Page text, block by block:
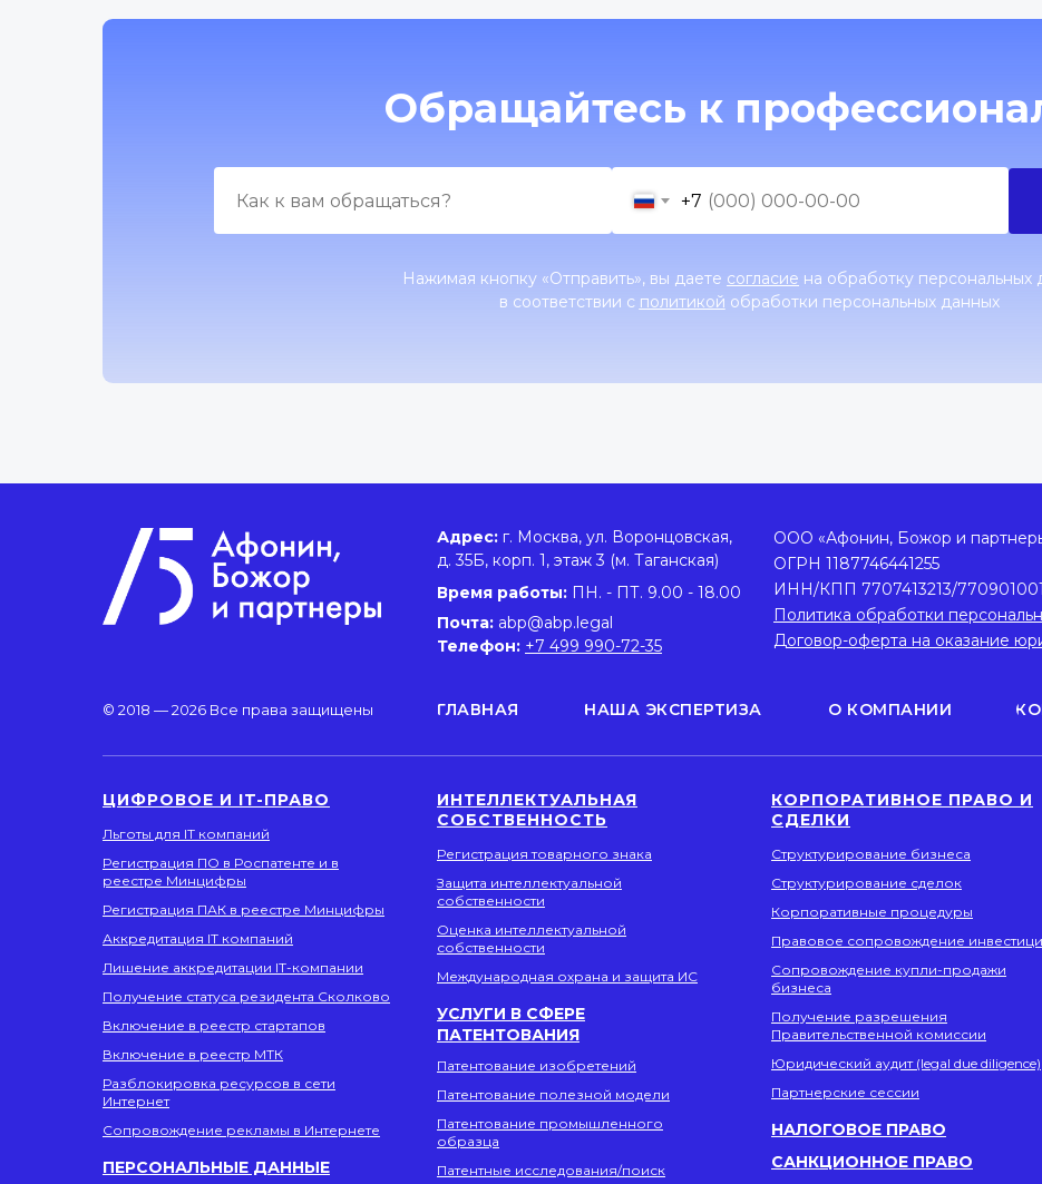
Обращайтесь к
+7
Нажимая кнопку «Отправить», вы даете согласие на обработку персональных
в соответствии с политикой обработки персональных данных
НАША ЭКСПЕРТИЗА О КОМПАНИИ
ГЛАВНАЯ
Адрес: г. Москва, ул. Воронцовская,
д. 35Б, корп. 1, этаж 3 (м. Таганская)
© 2018 — 2026 Все права защищены
Время работы: ПН. - ПТ. 9.00 - 18.00
Почта: abp@abp.legal
Телефон: +7 499 990-72-35
ООО «Афонин, Божор и
ОГРН 1187746441255
ИНН/КПП 7707413213/770901001
Политика обработки
Договор-оферта на оказание
ЦИФРОВОЕ И IT-ПРАВО
Льготы для IT компаний
Регистрация ПО в Роспатенте и в
реестре Минцифры
Регистрация ПАК в реестре Минцифры
Аккредитация IT компаний
Лишение аккредитации IT-компании
Получение статуса резидента Сколково
Включение в реестр стартапов
Включение в реестр МТК
Разблокировка ресурсов в сети
Интернет
Сопровождение рекламы в Интернете
ПЕРСОНАЛЬНЫЕ ДАННЫЕ
ИНТЕЛЛЕКТУАЛЬНАЯ
СОБСТВЕННОСТЬ
Регистрация товарного знака
Защита интеллектуальной
собственности
Оценка интеллектуальной
собственности
Международная охрана и защита ИС
УСЛУГИ В СФЕРЕ
ПАТЕНТОВАНИЯ
Патентование изобретений
Патентование полезной модели
Патентование промышленного
образца
Патентные исследования/поиск
КОРПОРАТИВНОЕ ПРАВО И
СДЕЛКИ
Структурирование бизнеса
Структурирование сделок
Корпоративные процедуры
Правовое сопровождение
Сопровождение купли-продажи
бизнеса
Получение разрешения
Правительственной комиссии
Юридический аудит (legal due diligence)
Партнерские сессии
НАЛОГОВОЕ ПРАВО
САНКЦИОННОЕ ПРАВО